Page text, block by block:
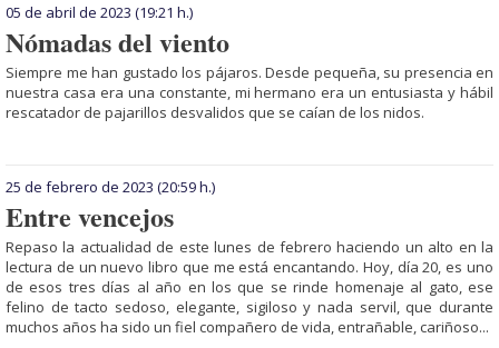
05 de abril de 2023 (19:21 h.)
Nómadas del viento
Siempre me han gustado los pájaros. Desde pe­que­ña, su presencia en
nuestra casa era una constante, mi hermano era un entusiasta y hábil
rescatador de pajarillos desvalidos que se caían de los nidos.
25 de febrero de 2023 (20:59 h.)
Entre vencejos
Repaso la actualidad de es­te lunes de febrero ha­­­­­ciendo un alto en la
lec­tura de un nuevo libro que me está encantando. Hoy, día 20, es uno
de esos tres días al año en los que se rinde homenaje al gato, ese
felino de tacto sedoso, elegante, sigiloso y nada servil, que durante
muchos años ha sido un fiel compañero de vida, entrañable, cariñoso...